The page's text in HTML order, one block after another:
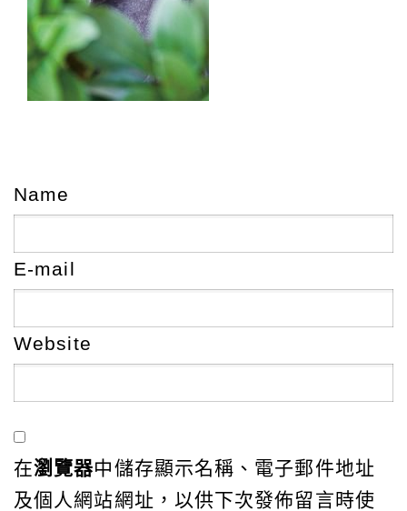
Name
E-mail
Website
在瀏覽器中儲存顯示名稱、電子郵件地址
及個人網站網址，以供下次發佈留言時使